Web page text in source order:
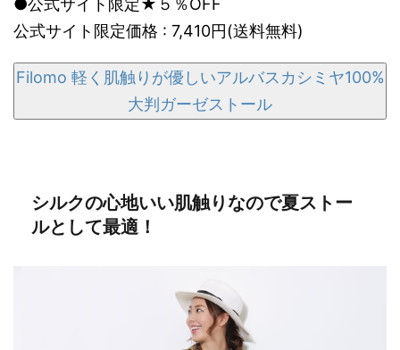
●公式サイト限定★５％OFF
公式サイト限定価格 : 7,410円(送料無料)
Filomo 軽く肌触りが優しいアルバスカシミヤ100%
大判ガーゼストール
シルクの心地いい肌触りなので夏ストー
ルとして最適！